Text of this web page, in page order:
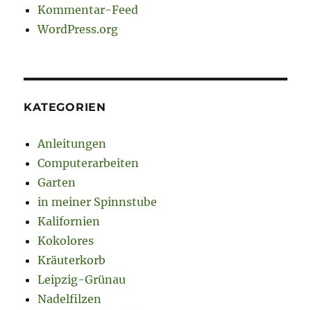
Kommentar-Feed
WordPress.org
KATEGORIEN
Anleitungen
Computerarbeiten
Garten
in meiner Spinnstube
Kalifornien
Kokolores
Kräuterkorb
Leipzig-Grünau
Nadelfilzen